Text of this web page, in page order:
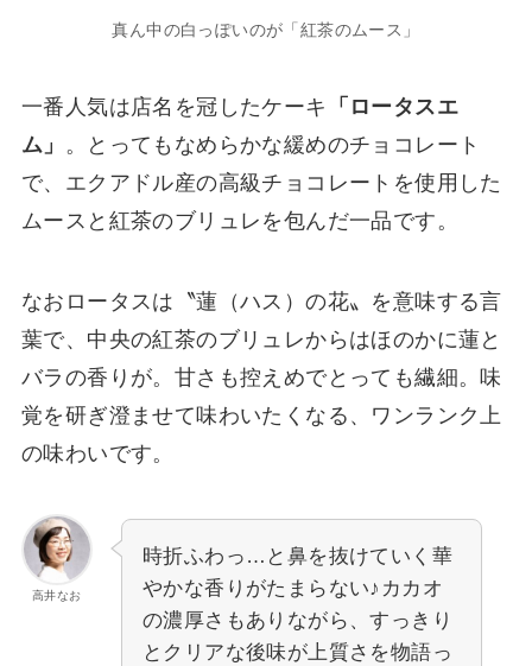
真ん中の白っぽいのが「紅茶のムース」
一番人気は店名を冠したケーキ
「ロータスエ
ム」
。とってもなめらかな緩めのチョコレート
で、エクアドル産の高級チョコレートを使用した
ムースと紅茶のブリュレを包んだ一品です。
なおロータスは〝蓮（ハス）の花〟を意味する言
葉で、中央の紅茶のブリュレからはほのかに蓮と
バラの香りが。甘さも控えめでとっても繊細。味
覚を研ぎ澄ませて味わいたくなる、ワンランク上
の味わいです。
高井なお
時折ふわっ…と鼻を抜けていく華
やかな香りがたまらない♪カカオ
の濃厚さもありながら、すっきり
とクリアな後味が上質さを物語っ